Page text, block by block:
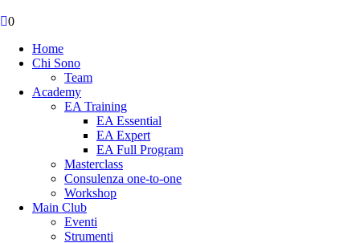
0
Home
Chi Sono
Team
Academy
EA Training
EA Essential
EA Expert
EA Full Program
Masterclass
Consulenza one-to-one
Workshop
Main Club
Eventi
Strumenti